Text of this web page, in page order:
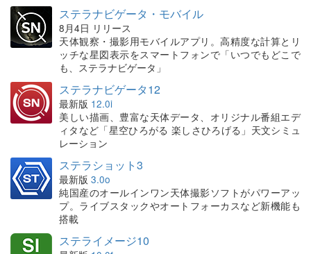
ステラナビゲータ・モバイル
8月4日 リリース
天体観察・撮影用モバイルアプリ。高精度な計算とリ
ッチな星図表示をスマートフォンで「いつでもどこで
も、ステラナビゲータ」
ステラナビゲータ12
最新版 12.0i
美しい描画、豊富な天体データ、オリジナル番組エデ
ィタなど「星空ひろがる 楽しさひろげる」天文シミュ
レーション
ステラショット3
最新版 3.0o
純国産のオールインワン天体撮影ソフトがパワーアッ
プ。ライブスタックやオートフォーカスなど新機能も
搭載
ステライメージ10